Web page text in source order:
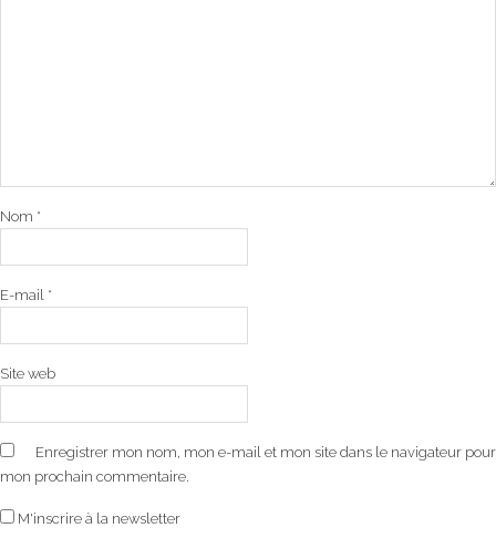
Nom *
E-mail *
Site web
Enregistrer mon nom, mon e-mail et mon site dans le navigateur pour
mon prochain commentaire.
M'inscrire à la newsletter